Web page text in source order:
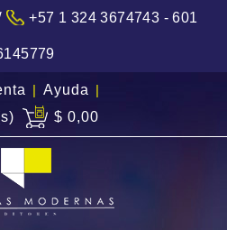
+57 1 324 3674743 - 601
| Ayuda |
$ 0,00